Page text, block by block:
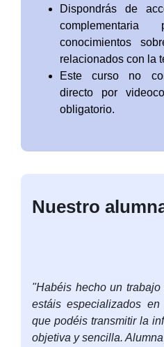
Dispondrás de
conocimientos
relacionados con la
Este curso no
directo por
obligatorio.
Nuestro
"Habéis hecho un
estáis especializados
que podéis transmitir la
objetiva y sencilla.